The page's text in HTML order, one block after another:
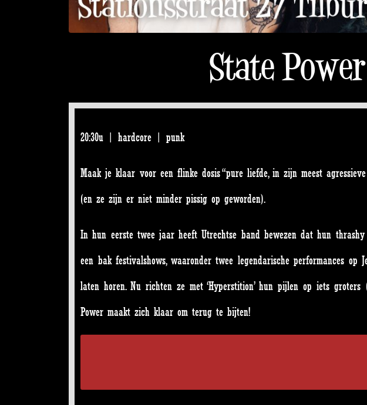
State
20:30u | hardcore | punk
Maak je klaar voor een flinke dosis “pure liefde, in zijn meest
(en ze zijn er niet minder pissig op geworden).
In hun eerste twee jaar heeft Utrechtse band bewezen dat hun
een bak festivalshows, waaronder twee legendarische performances
laten horen. Nu richten ze met ‘Hyperstition’ hun pijlen op iets
Power maakt zich klaar om terug te bijten!